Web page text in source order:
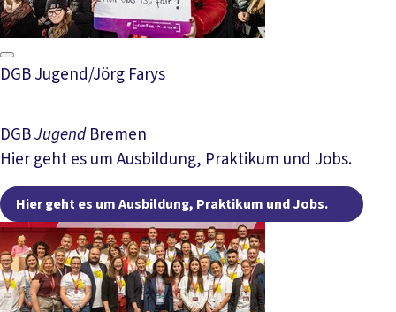
DGB Jugend/Jörg Farys
DGBJugendBremen
Hier geht es um Ausbildung, Praktikum und Jobs.
Hier geht es um Ausbildung, Praktikum und Jobs.